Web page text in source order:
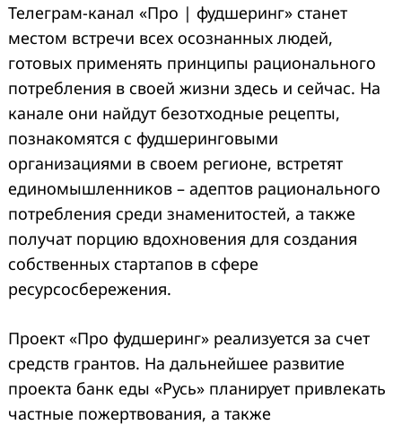
Телеграм-канал «Про | фудшеринг» станет
местом встречи всех осознанных людей,
готовых применять принципы рационального
потребления в своей жизни здесь и сейчас. На
канале они найдут безотходные рецепты,
познакомятся с фудшеринговыми
организациями в своем регионе, встретят
единомышленников – адептов рационального
потребления среди знаменитостей, а также
получат порцию вдохновения для создания
собственных стартапов в сфере
ресурсосбережения.
Проект «Про фудшеринг» реализуется за счет
средств грантов. На дальнейшее развитие
проекта банк еды «Русь» планирует привлекать
частные пожертвования, а также